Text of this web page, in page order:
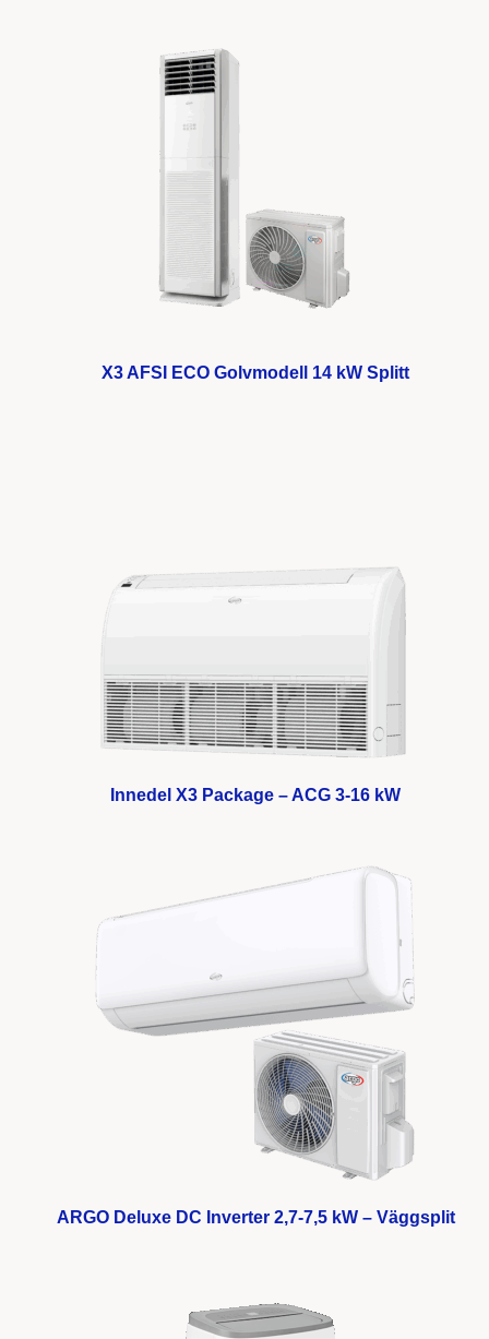
X3 AFSI ECO Golvmodell 14 kW Splitt
Innedel X3 Package – ACG 3-16 kW
ARGO Deluxe DC Inverter 2,7-7,5 kW – Väggsplit